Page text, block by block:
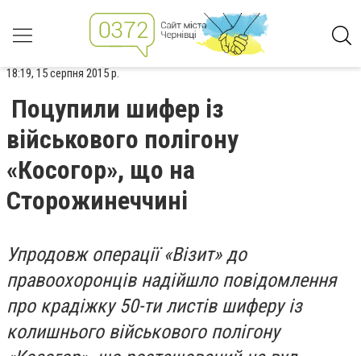
18:19, 15 серпня 2015 р.
Поцупили шифер із
військового полігону
«Косогор», що на
Сторожинеччині
Упродовж операції «Візит» до
правоохоронців надійшло повідомлення
про крадіжку 50-ти листів шиферу із
колишнього військового полігону